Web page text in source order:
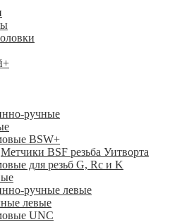
+
ручные
BSW+
Метчики BSF резьба Уитворта
для резьб G, Rc и K
ручные левые
левые
UNC